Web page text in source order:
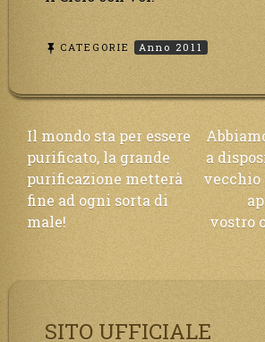
CATEGORIE Anno 2011
Navigazione
articoli
Il mondo sta per essere
purificato, la grande
purificazione metterà
fine ad ogni sorta di
male!
a
vecchio
vostro
SITO UFFICIALE